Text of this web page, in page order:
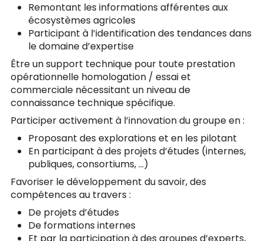
Remontant les informations afférentes aux
écosystèmes agricoles
Participant à l’identification des tendances dans
le domaine d’expertise
Être un support technique pour toute prestation
opérationnelle homologation / essai et
commerciale nécessitant un niveau de
connaissance technique spécifique.
Participer activement à l’innovation du groupe en :
Proposant des explorations et en les pilotant
En participant à des projets d’études (internes,
publiques, consortiums, …)
Favoriser le développement du savoir, des
compétences au travers :
De projets d’études
De formations internes